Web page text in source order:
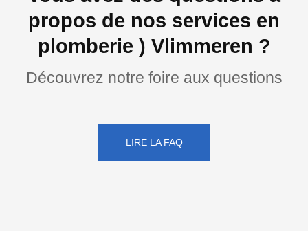
propos de nos services en
plomberie ) Vlimmeren ?
Découvrez notre foire aux questions
LIRE LA FAQ